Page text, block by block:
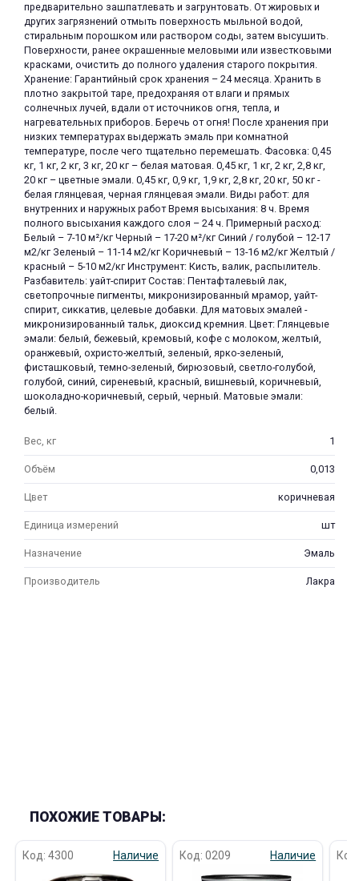
предварительно зашпатлевать и загрунтовать. От жировых и
других загрязнений отмыть поверхность мыльной водой,
стиральным порошком или раствором соды, затем высушить.
Поверхности, ранее окрашенные меловыми или известковыми
красками, очистить до полного удаления старого покрытия.
Хранение: Гарантийный срок хранения – 24 месяца. Хранить в
плотно закрытой таре, предохраняя от влаги и прямых
солнечных лучей, вдали от источников огня, тепла, и
нагревательных приборов. Беречь от огня! После хранения при
низких температурах выдержать эмаль при комнатной
температуре, после чего тщательно перемешать. Фасовка: 0,45
кг, 1 кг, 2 кг, 3 кг, 20 кг – белая матовая. 0,45 кг, 1 кг, 2 кг, 2,8 кг,
20 кг – цветные эмали. 0,45 кг, 0,9 кг, 1,9 кг, 2,8 кг, 20 кг, 50 кг -
белая глянцевая, черная глянцевая эмали. Виды работ: для
внутренних и наружных работ Время высыхания: 8 ч. Время
полного высыхания каждого слоя – 24 ч. Примерный расход:
Белый – 7-10 м²/кг Черный – 17-20 м²/кг Синий / голубой – 12-17
м2/кг Зеленый – 11-14 м2/кг Коричневый – 13-16 м2/кг Желтый /
красный – 5-10 м2/кг Инструмент: Кисть, валик, распылитель.
Разбавитель: уайт-спирит Состав: Пентафталевый лак,
светопрочные пигменты, микронизированный мрамор, уайт-
спирит, сиккатив, целевые добавки. Для матовых эмалей -
микронизированный тальк, диоксид кремния. Цвет: Глянцевые
эмали: белый, бежевый, кремовый, кофе с молоком, желтый,
оранжевый, охристо-желтый, зеленый, ярко-зеленый,
фисташковый, темно-зеленый, бирюзовый, светло-голубой,
голубой, синий, сиреневый, красный, вишневый, коричневый,
шоколадно-коричневый, серый, черный. Матовые эмали:
белый.
Вес, кг 1
Объём 0,013
Цвет коричневая
Единица измерений шт
Назначение Эмаль
Производитель Лакра
ПОХОЖИЕ ТОВАРЫ:
Код: 4300 Наличие Код: 0209 Наличие